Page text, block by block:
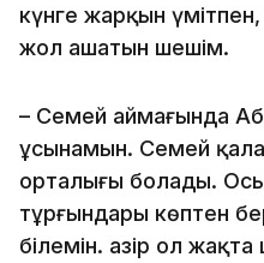
күнге жарқын
жол ашатын шешім.
– Семей аймағында
ұсынамын. Семей
орталығы болады.
тұрғындары көптен
білемін. Қазір ол